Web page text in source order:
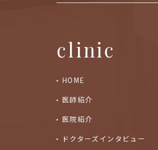
clinic
HOME
医師紹介
医院紹介
ドクターズインタビュー